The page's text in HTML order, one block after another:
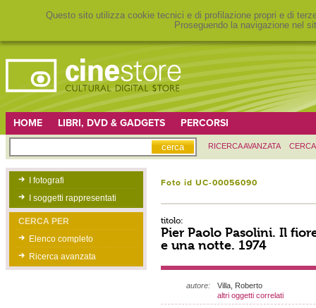
Questo sito utilizza cookie tecnici e di profilazione propri e di
Proseguendo la navigazione nel
HOME LIBRI, DVD & GADGETS PERCORSI
RICERCA AVANZATA
I fotografi
I soggetti rappresentati
CERCA PER
Elenco completo
Ricerca avanzata
Foto id UC-00056090
titolo:
Pier Paolo Pasolini. Il
e una notte. 1974
autore:
Villa, Roberto
altri oggetti correlati